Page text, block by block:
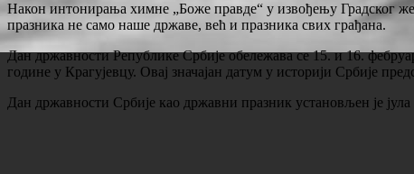
Након интонирања химне „Боже правде“ у извођењу Градског
празника не само наше државе, већ и празника свих грађана.
Дан државности Републике Србије обележава се 15. и 16.
године у Крагујевцу. Овај значајан датум у историји Србије
Дан државности Србије као државни празник установљен је